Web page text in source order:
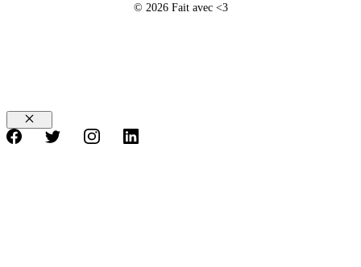
© 2026 Fait avec <3
Fermer